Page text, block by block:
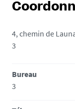
4, chemin de
3
Bureau
3